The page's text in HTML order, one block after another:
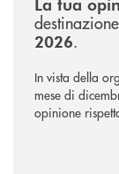
2026.
In vista della
mese di
opinione